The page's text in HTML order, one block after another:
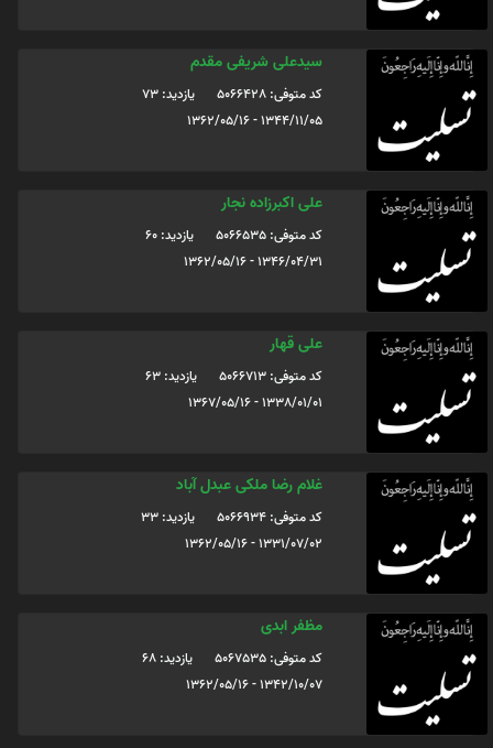
سیدعلی شریفی مقدم
کد متوفی: 5066428
یازدید: 73
1344/11/05 - 1362/05/16
علی اکبرزاده نجار
کد متوفی: 5066535
یازدید: 60
1346/04/31 - 1362/05/16
علی قهار
کد متوفی: 5066713
یازدید: 63
1338/01/01 - 1367/05/16
غلام رضا ملکی عبدل آباد
کد متوفی: 5066934
یازدید: 33
1331/07/02 - 1362/05/16
مظفر ابدی
کد متوفی: 5067535
یازدید: 68
1342/10/07 - 1362/05/16